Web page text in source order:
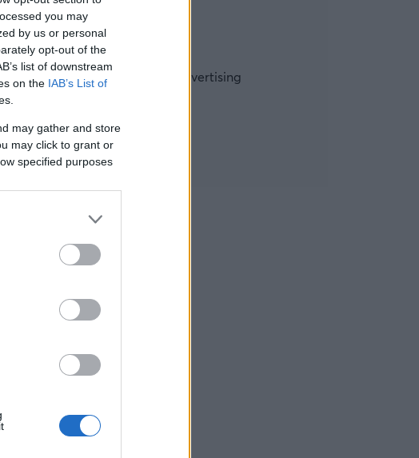
you may
by us or personal
opt-out of the
list of downstream
on the IAB’s List of
may gather and store
may click to grant or
specified purposes